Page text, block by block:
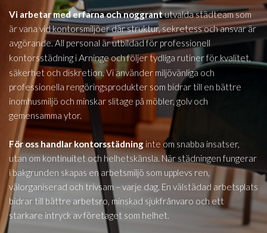
Vi arbetar med erfarna och noggrantutvalda städteam som
är vana vid kontorsmiljöer där struktur, sekretess och ansvar är
avgörande. All personal är utbildad för professionell
kontorsstädning iArningeoch följer tydliga rutiner för kvalitet,
säkerhet och diskretion. Vi använder miljövänliga och
professionella rengöringsprodukter som bidrar till en bättre
inomhusmiljö och minskar slitage på möbler, golv och
gemensamma ytor.
För oss handlar kontorsstädning inte om snabba insatser,
utan om kontinuitet och helhetskänsla. När städningen fungerar
i bakgrunden skapas en arbetsmiljö som upplevs ren,
välorganiserad och trivsam – varje dag. En välstädad arbetsplats
bidrar till bättre arbetsro, minskad sjukfrånvaro och ett
starkare intryck av företaget som helhet.